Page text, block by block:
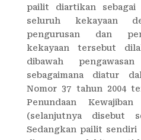
pailit diartikan
seluruh kekayaan
pengurusan dan
kekayaan tersebut
dibawah
sebagaimana diatur
Nomor 37 tahun 2004
Penundaan
(selanjutnya disebut
Sedangkan pailit sendiri